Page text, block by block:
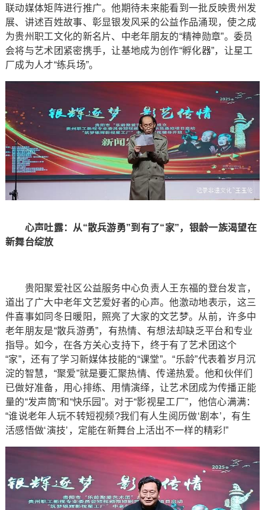
联动媒体矩阵进行推广。他期待未来能看到一批反映贵州发
展、讲述百姓故事、彰显银发风采的公益作品涌现，使之成
为贵州职工文化的新名片、中老年朋友的“精神勋章”。委员
会将与艺术团紧密携手，让基地成为创作“孵化器”，让星工
厂成为人才“练兵场”。
心声吐露：从“散兵游勇”到有了“家”，银龄一族渴望在
新舞台绽放
贵阳聚爱社区公益服务中心负责人王东福的登台发言，
道出了广大中老年文艺爱好者的心声。他激动地表示，这三
件喜事如同冬日暖阳，照亮了大家的文艺梦。从前，许多中
老年朋友是“散兵游勇”，有热情、有想法却缺乏平台和专业
指导。如今，在各方关心支持下，终于有了艺术团这个
“家”，还有了学习新媒体技能的“课堂”。“乐龄”代表着岁月沉
淀的智慧，“聚爱”就是要汇聚热情、传递热爱。他和伙伴们
已做好准备，用心排练、用情演绎，让艺术团成为传播正能
量的“发声筒”和“快乐园”。对于“影视星工厂”，他信心满满：
“谁说老年人玩不转短视频?我们有人生阅历做‘剧本’，有生
活感悟做‘演技’，定能在新舞台上活出不一样的精彩!”